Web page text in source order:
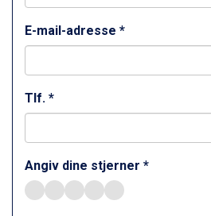
Canazei fra DKK 4.745
Ponte di Legno fra DKK 4.745
Bad Gastein fra DKK 4.195
Alleghe fra DKK 5.595
Wagrain fra DKK 5.545
Arabba fra DKK 7.045
Cervinia fra DKK 5.295
Saalbach fra DKK 5.945
Sölden fra DKK 8.445
E-mail-adresse *
Tlf. *
Angiv dine stjerner *